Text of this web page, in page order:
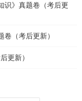
识》真题卷（考后更
（考后更新）
更新）